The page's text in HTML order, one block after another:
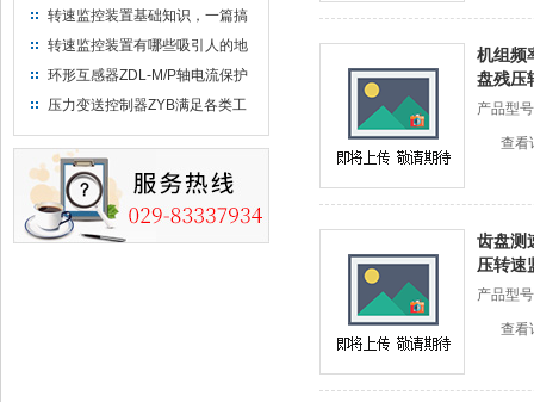
管理
转速监控装置基础知识，一篇搞
定
转速监控装置有哪些吸引人的地
方呢？
环形互感器ZDL-M/P轴电流保护
装置【恒远水电之家】
压力变送控制器ZYB满足各类工
机组频
盘残压
产品型
查看
齿盘测
压转速
产品型
查看